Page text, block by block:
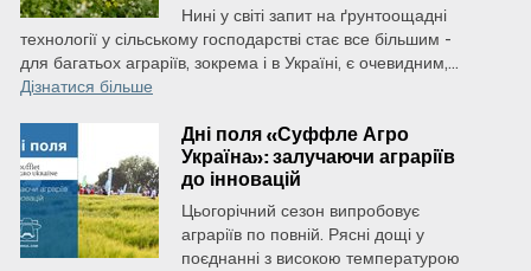
Нині у світі запит на ґрунтоощадні
технології у сільському господарстві стає все більшим -
для багатьох аграріїв, зокрема і в Україні, є очевидним,...
Дізнатися більше
Дні поля «Суффле Агро
Україна»: залучаючи аграріїв
до інновацій
Цьогорічний сезон випробовує
аграріїв по повній. Рясні дощі у
поєднанні з високою температурою